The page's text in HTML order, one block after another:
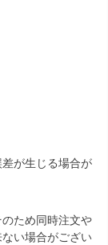
が生じる場合が
ため同時注文や
い場合がござい